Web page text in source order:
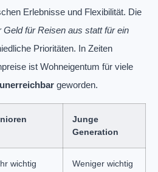
Erlebnisse und Flexibilität. Die
Geld für Reisen aus statt für ein
Prioritäten. In Zeiten
ist Wohneigentum für viele
unerreichbar geworden.
Junge
Generation
wichtig Weniger wichtig